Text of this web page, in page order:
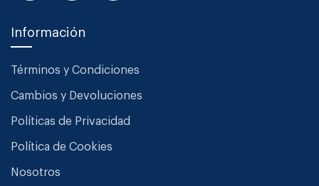
Información
Términos y Condiciones
Cambios y Devoluciones
Políticas de Privacidad
Política de Cookies
Nosotros